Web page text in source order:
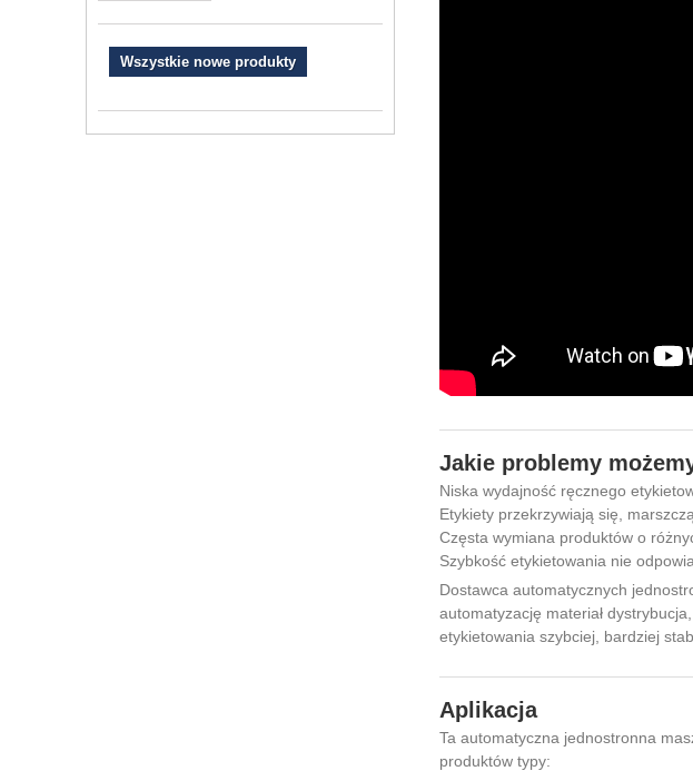
Wszystkie nowe produkty
Jakie problemy
Niska wydajność ręcznego
Etykiety przekrzywiają się,
Częsta wymiana produktów o
Szybkość etykietowania nie
Dostawca automatycznych
automatyzację materiał
etykietowania szybciej, bardziej
Aplikacja
Ta automatyczna jednostronna
produktów typy: